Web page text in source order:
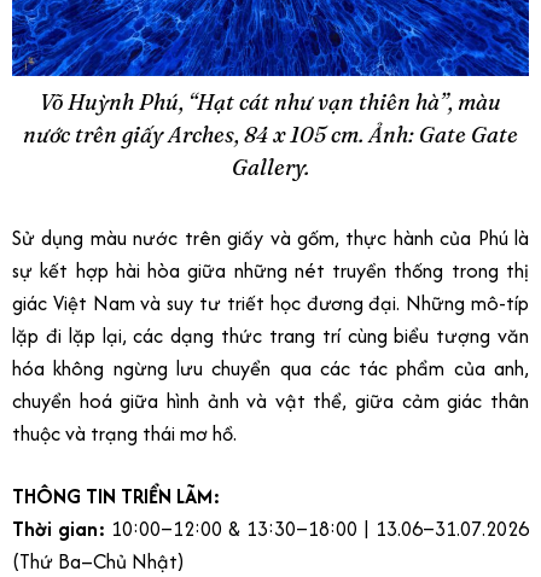
Võ Huỳnh Phú, “Hạt cát như vạn thiên hà”, màu
nước trên giấy Arches, 84 x 105 cm. Ảnh: Gate Gate
Gallery.
Sử dụng màu nước trên giấy và gốm, thực hành của Phú là
sự kết hợp hài hòa giữa những nét truyền thống trong thị
giác Việt Nam và suy tư triết học đương đại. Những mô-típ
lặp đi lặp lại, các dạng thức trang trí cùng biểu tượng văn
hóa không ngừng lưu chuyển qua các tác phẩm của anh,
chuyển hoá giữa hình ảnh và vật thể, giữa cảm giác thân
thuộc và trạng thái mơ hồ.
THÔNG TIN TRIỂN LÃM:
Thời gian: 10:00–12:00 & 13:30–18:00 | 13.06–31.07.2026
(Thứ Ba–Chủ Nhật)